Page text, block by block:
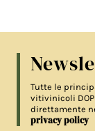
Tutte le
vitivinicoli
direttamente
privacy policy